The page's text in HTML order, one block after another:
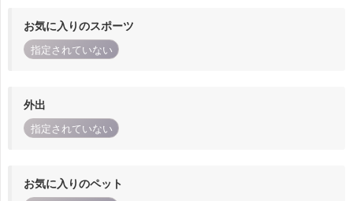
お気に入りのスポーツ
指定されていない
外出
指定されていない
お気に入りのペット